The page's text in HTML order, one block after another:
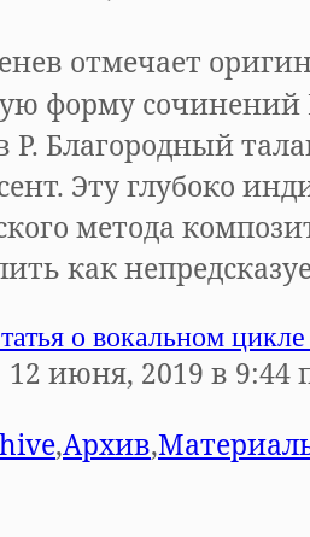
отмечает
форму сочинений
Р. Благородный
Эту глубоко
метода
как
о вокальном
июня, 2019 в 9:44
,Архив,